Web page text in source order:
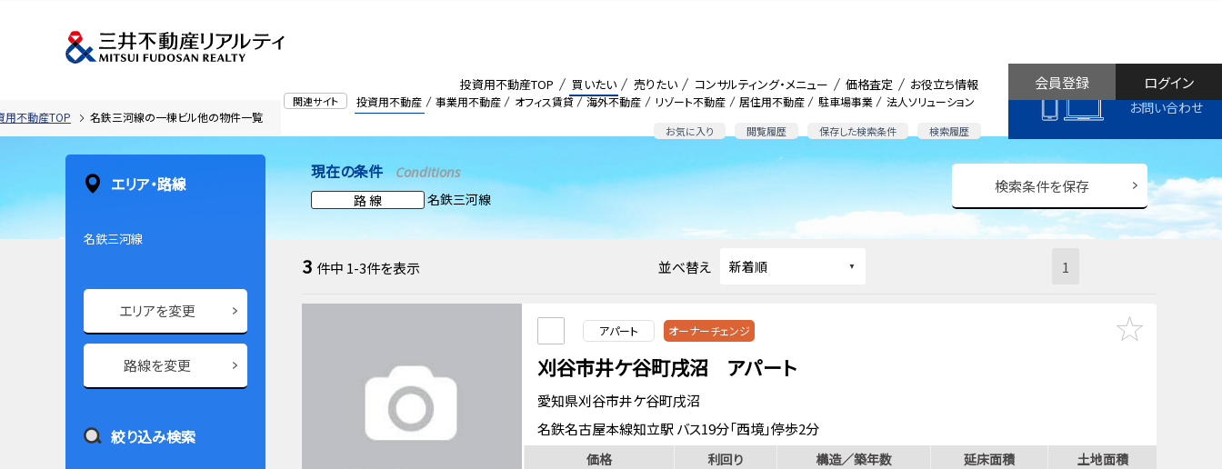
関連サイト 投資用不動産 事業用不動産 オフィス賃貸 海外不動産 リゾート不動産 居住用不動産 駐車場事業 法人ソリューション
お気に入り 閲覧履歴 保存した検索条件 検索履歴
投資用不動産TOP 買いたい 売りたい コンサルティング・メニュー 価格査定 お役立ち情報
お問い合わせ
ログイン
会員登録
用不動産TOP 名鉄三河線の一棟ビル他の物件一覧
現在の条件 Conditions
路 線
名鉄三河線
検索条件を保存
3 件中 1-3件を表示 並べ替え 1
アパート オーナーチェンジ
刈谷市井ケ谷町戌沼 アパート
愛知県刈谷市井ケ谷町戌沼
名鉄名古屋本線知立駅 バス19分「西境」停歩2分
価格 利回り 構造／築年数 延床面積 土地面積
エリア・路線
名鉄三河線
エリアを変更
路線を変更
絞り込み検索